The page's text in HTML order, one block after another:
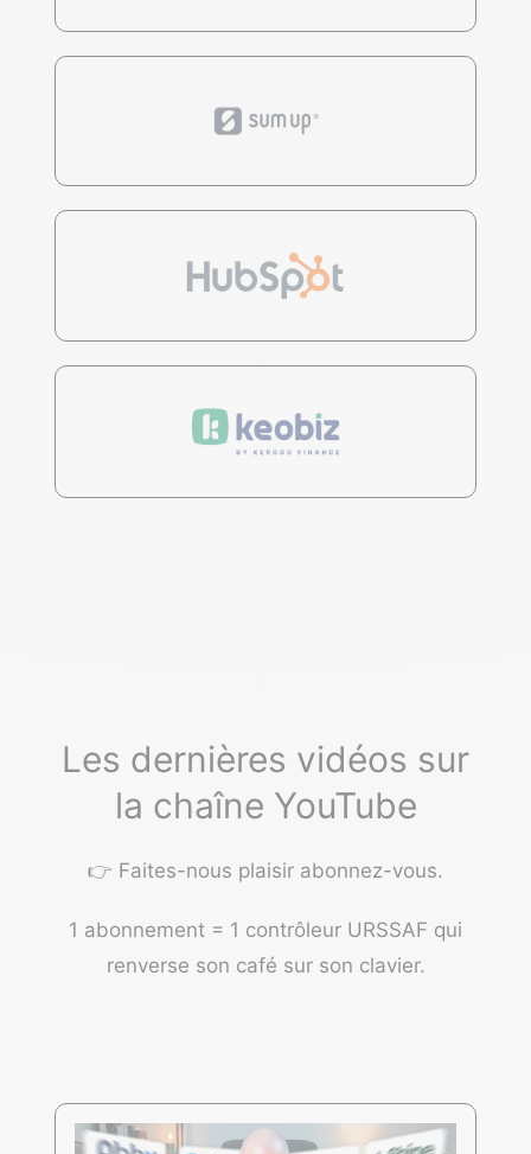
Les dernières vidéos sur
la chaîne YouTube
👉 Faites-nous plaisir abonnez-vous.
1 abonnement = 1 contrôleur URSSAF qui
renverse son café sur son clavier.